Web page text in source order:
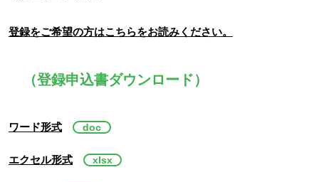
登録をご希望の方はこちらをお読みください。
（登録申込書ダウンロード）
ワード形式
エクセル形式